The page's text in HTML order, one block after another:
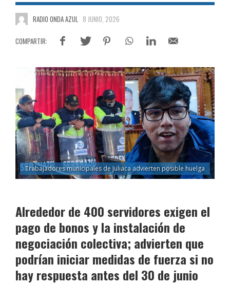
RADIO ONDA AZUL 8 JUNIO, 2026
Trabajadores municipales de Juliaca advierten posible huelga
Alrededor de 400 servidores exigen el
pago de bonos y la instalación de
negociación colectiva; advierten que
podrían iniciar medidas de fuerza si no
hay respuesta antes del 30 de junio